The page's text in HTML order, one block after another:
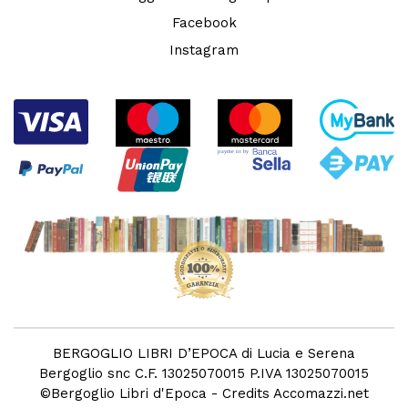
Facebook
Instagram
BERGOGLIO LIBRI D’EPOCA di Lucia e Serena
Bergoglio snc C.F. 13025070015 P.IVA 13025070015
©Bergoglio Libri d'Epoca - Credits Accomazzi.net